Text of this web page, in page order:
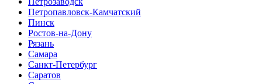
Петропавловск-Камчатский
Пинск
Ростов-на-Дону
Рязань
Самара
Санкт-Петербург
Саратов